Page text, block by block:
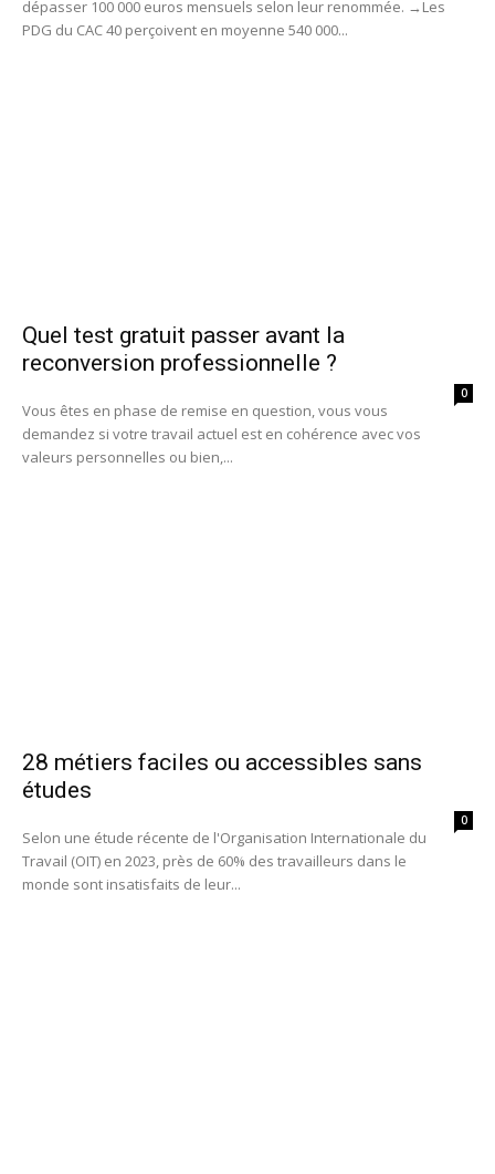
dépasser 100 000 euros mensuels selon leur renommée. →Les
PDG du CAC 40 perçoivent en moyenne 540 000...
Quel test gratuit passer avant la
reconversion professionnelle ?
0
Vous êtes en phase de remise en question, vous vous
demandez si votre travail actuel est en cohérence avec vos
valeurs personnelles ou bien,...
28 métiers faciles ou accessibles sans
études
0
Selon une étude récente de l'Organisation Internationale du
Travail (OIT) en 2023, près de 60% des travailleurs dans le
monde sont insatisfaits de leur...